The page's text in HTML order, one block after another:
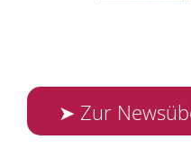
➤ Zur